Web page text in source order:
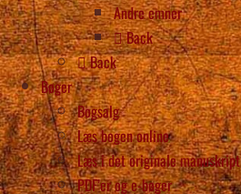
Andre emner
Back
Back
Bøger
Bogsalg
Læs bogen online
Læs i det originale manuskript
PDF’er og e-bøger